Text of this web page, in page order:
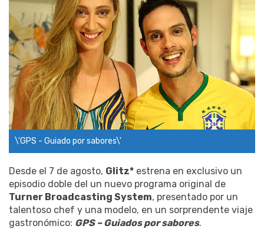
\'GPS - Guiado por sabores\'
Desde el 7 de agosto, Glitz* estrena en exclusivo un
episodio doble del un nuevo programa original de
Turner Broadcasting System, presentado por un
talentoso chef y una modelo, en un sorprendente viaje
gastronómico: GPS – Guiados por sabores.